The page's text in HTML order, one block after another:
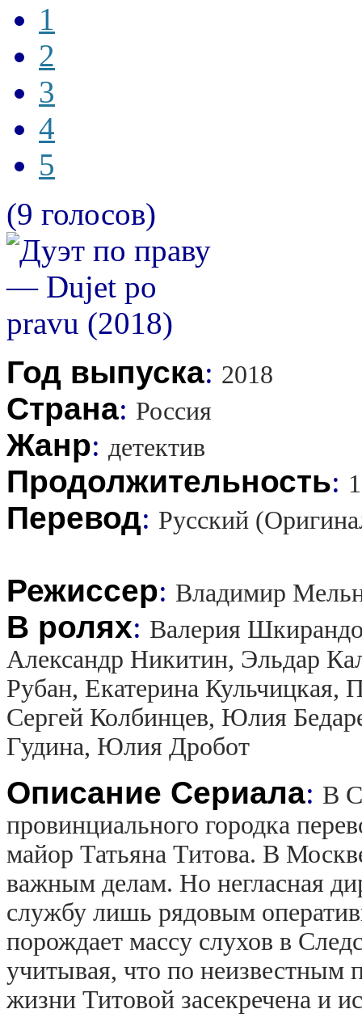
1
2
3
4
5
(9 голосов)
Год выпуска: 2018
Страна: Россия
Жанр: детектив
Продолжительность:
Перевод: Русский
Режиссер: Владимир
В ролях: Валерия
Александр Никитин, Эльдар
Рубан, Екатерина
Сергей Колбинцев, Юлия
Гудина, Юлия Дробот
Описание Сериала: В
провинциального городка
майор Татьяна Титова. В
важным делам. Но негласная
службу лишь рядовым
порождает массу слухов в
учитывая, что по
жизни Титовой засекречена и